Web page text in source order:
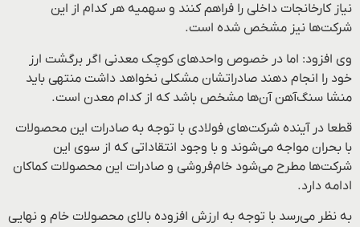
نیاز کارخانجات داخلی را فراهم کنند و سهمیه هر کدام از این
شرکت‌ها نیز مشخص شده است.
وی افزود: اما در خصوص واحدهای کوچک معدنی اگر برگشت ارز
خود را انجام دهند صادراتشان مشکلی نخواهد داشت منتهی باید
منشا سنگ‌آهن آن‌ها مشخص باشد که از کدام معدن است.
قطعا در آینده شرکت‌های فولادی با توجه به صادرات این محصولات
با بحران مواجه می‌شوند و با وجود انتقاداتی که از سوی این
شرکت‌ها مطرح می‌شود خام‌فروشی و صادرات این محصولات کماکان
ادامه دارد.
به نظر می‌رسد با توجه به ارزش افزوده بالای محصولات خام و نهایی